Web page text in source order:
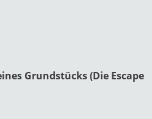
Grundstücks (Die Escape